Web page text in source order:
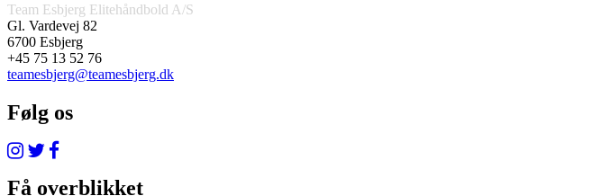
Team Esbjerg Elitehåndbold A/S
Gl. Vardevej 82
6700 Esbjerg
+45 75 13 52 76
teamesbjerg@teamesbjerg.dk
Følg os
Få overblikket